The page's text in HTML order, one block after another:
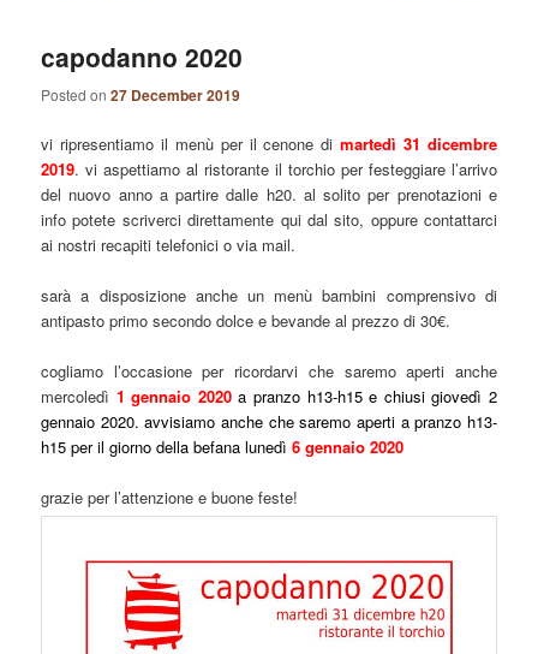
capodanno 2020
Posted on27 December 2019
vi ripresentiamo il menù per il cenone dimartedì 31 dicembre
2019. vi aspettiamo al ristorante il torchio per festeggiare l’arrivo
del nuovo anno a partire dalle h20. al solito per prenotazioni e
info potete scriverci direttamente qui dal sito, oppure contattarci
ai nostri recapiti telefonici o via mail.
sarà a disposizione anche un menù bambini comprensivo di
antipasto primo secondo dolce e bevande al prezzo di 30€.
cogliamo l’occasione per ricordarvi che saremo aperti anche
mercoledì 1 gennaio 2020a pranzo h13-h15 e chiusi giovedì 2
gennaio 2020. avvisiamo anche che saremo aperti a pranzo h13-
h15 per il giorno della befana lunedì6 gennaio 2020
grazie per l’attenzione e buone feste!